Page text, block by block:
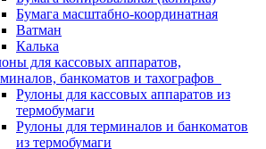
Бумага масштабно-координатная
Ватман
Калька
для кассовых аппаратов,
банкоматов и тахографов
Рулоны для кассовых аппаратов из
термобумаги
Рулоны для терминалов и банкоматов
из термобумаги